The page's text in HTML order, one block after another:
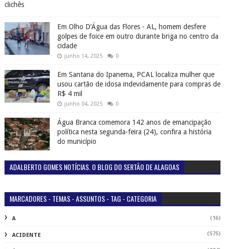
clichês
Em Olho D’Água das Flores - AL, homem desfere
golpes de foice em outro durante briga no centro da
cidade
junho 14, 2025 0
Em Santana do Ipanema, PCAL localiza mulher que
usou cartão de idosa indevidamente para compras de
R$ 4 mil
junho 04, 2025 0
Água Branca comemora 142 anos de emancipação
política nesta segunda-feira (24), confira a história
do município
ADALBERTO GOMES NOTÍCIAS. O BLOG DO SERTÃO DE ALAGOAS
MARCADORES - TEMAS - ASSUNTOS - TAG - CATEGORIA
A (16)
ACIDENTE (575)